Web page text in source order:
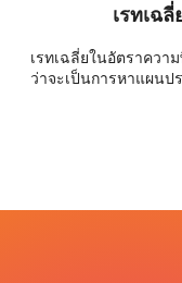
เรทเฉ
เรทเฉลี่ยในอัตราควา
ว่าจะเป็นการหาแผนป